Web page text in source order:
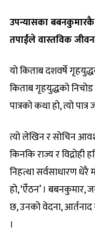
उपन्यासका बबनकुमारकै
तपाईंले वास्तविक
यो किताब दशवर्षे
किताब गृहयुद्धको
पात्रको कथा हो, त्यो
त्यो लेखिन र सोचिन
किनकि राज्य र विद्रोही
निहत्था सर्वसाधारण
हो, ‘ऐँठन’ । बबनकुमार,
छ, उनको वेदना,
।